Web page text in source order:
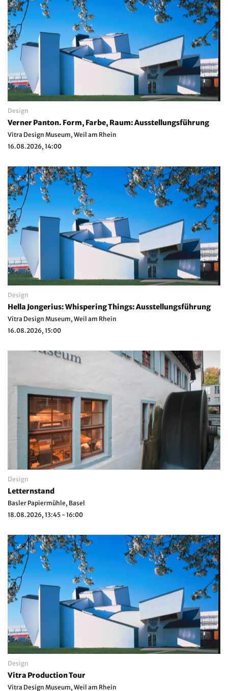
Design
Verner Panton. Form, Farbe, Raum: Ausstellungsführung
Vitra Design Museum, Weil am Rhein
16.08.2026, 14:00
Design
Hella Jongerius: Whispering Things: Ausstellungsführung
Vitra Design Museum, Weil am Rhein
16.08.2026, 15:00
Design
Letternstand
Basler Papiermühle, Basel
18.08.2026, 13:45 - 16:00
Design
Vitra Production Tour
Vitra Design Museum, Weil am Rhein